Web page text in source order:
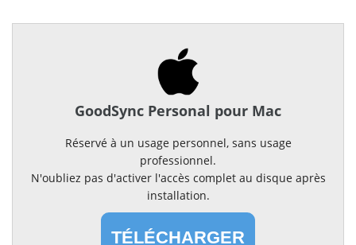
GoodSync Personal pour Mac
Réservé à un usage personnel, sans usage
professionnel.
N'oubliez pas d'activer l'accès complet au disque après
installation.
TÉLÉCHARGER